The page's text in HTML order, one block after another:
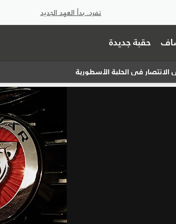
تفرد. بدأ العهد الجديد
حقبة جديدة
في الحلبة الأسطورية